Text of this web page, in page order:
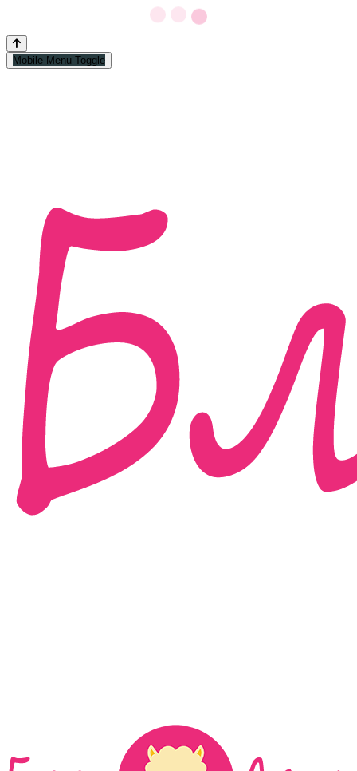
Mobile Menu Toggle